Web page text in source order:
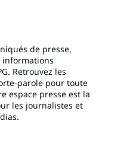
de presse,
informations
Retrouvez les
parole pour toute
espace presse est la
les journalistes et